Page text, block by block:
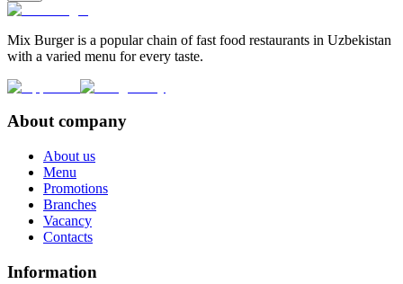
Mix Burger is a popular chain of fast food restaurants in Uzbekistan
with a varied menu for every taste.
About company
About us
Menu
Promotions
Branches
Vacancy
Contacts
Information